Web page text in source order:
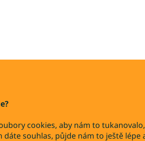
cookies, aby nám to
dáte souhlas, půjde nám to ještě lépe